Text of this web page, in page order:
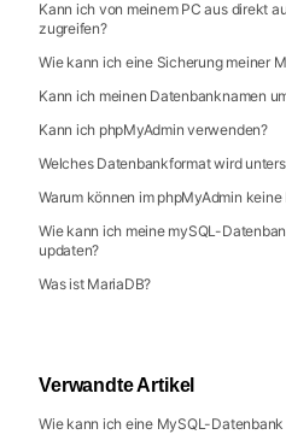
Kann ich von meinem PC aus direkt
zugreifen?
Wie kann ich eine Sicherung meiner
Kann ich meinen Datenbanknamen
Kann ich phpMyAdmin verwenden?
Welches Datenbankformat wird
Warum können im phpMyAdmin
Wie kann ich meine mySQL-
updaten?
Was ist MariaDB?
Verwandte Artikel
Wie kann ich eine MySQL-